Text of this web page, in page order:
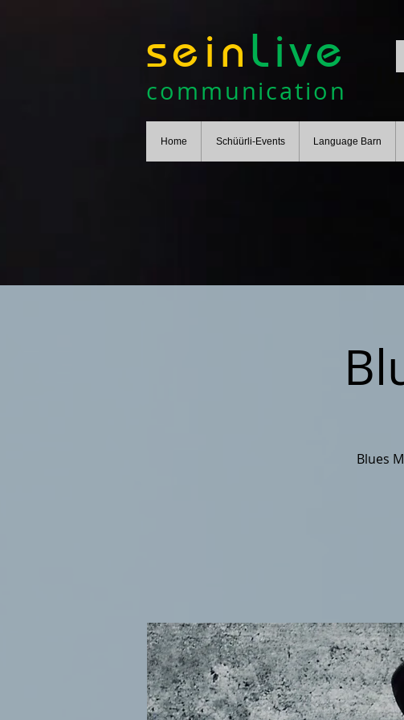
sein Live
communication
Home Schüürli-Events Language Barn
Blues